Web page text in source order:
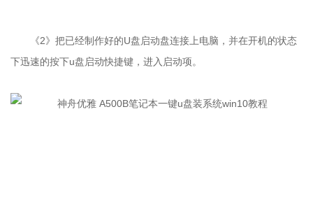
《2》把已经制作好的U盘启动盘连接上电脑，并在开机的状态
下迅速的按下u盘启动快捷键，进入启动项。